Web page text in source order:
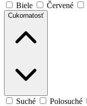
Biele Červené
Cukornatosť
Suché Polosuché